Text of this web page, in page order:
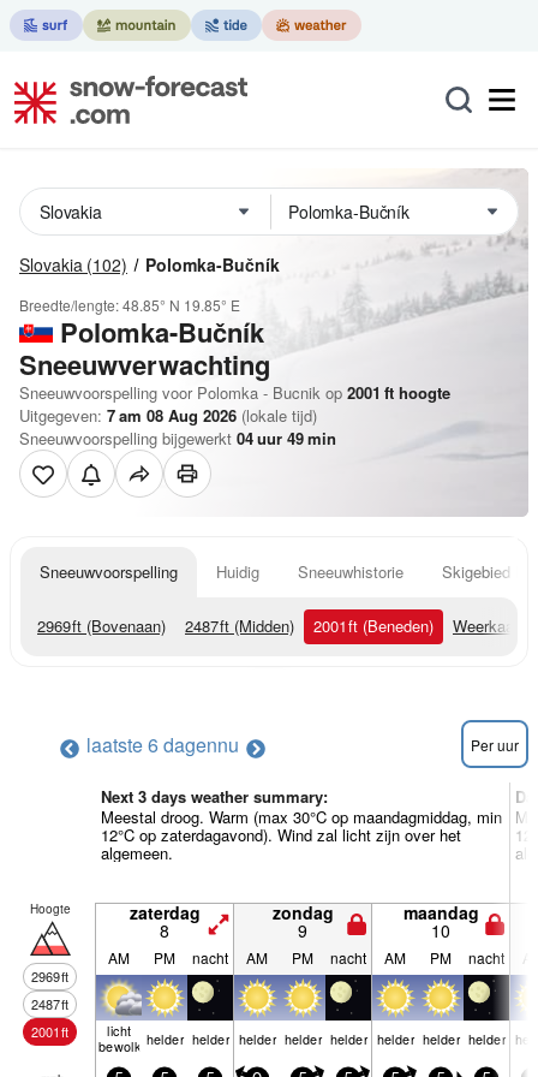
Slovakia (102) Polomka-Bučník
Breedte/lengte:48.85° N 19.85° E
Polomka-Bučník
Sneeuwverwachting
Sneeuwvoorspelling voor Polomka - Bucnik op 2001 ft hoogte
Uitgegeven: 7 am 08 Aug 2026 (lokale tijd)
Sneeuwvoorspelling bijgewerkt 04uur 49min
Sneeuwvoorspelling Huidig Sneeuwhistorie Skigebied
2969ft (Bovenaan) 2487ft (Midden) 2001ft (Beneden)
laatste 6 dagennu Per uur
Next 3 days weather summary:
Meestal droog. Warm (max 30°C op maandagmiddag, min
12°C op zaterdagavond). Wind zal licht zijn over het
algemeen.
Hoogte
2969ft
2487ft
2001ft
zaterdag
8
zondag
9
maandag
10
AM PM nacht AM PM nacht AM PM nacht
licht
bewolkt helder helder helder helder helder helder helder helder